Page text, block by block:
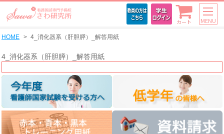
カート MENU
HOME 4_消化器系（肝胆膵）_解答用紙
4_消化器系（肝胆膵）_解答用紙